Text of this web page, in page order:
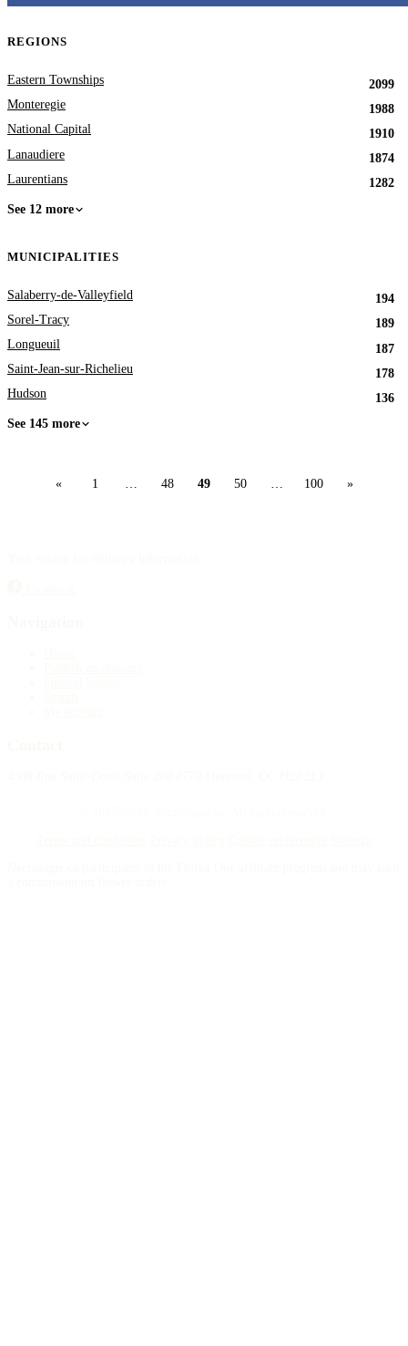
REGIONS
Eastern Townships
2099
Monteregie
1988
National Capital
1910
Lanaudiere
1874
Laurentians
1282
See 12 more
MUNICIPALITIES
Salaberry-de-Valleyfield
194
Sorel-Tracy
189
Longueuil
187
Saint-Jean-sur-Richelieu
178
Hudson
136
See 145 more
« 1 48 49 50 100 »